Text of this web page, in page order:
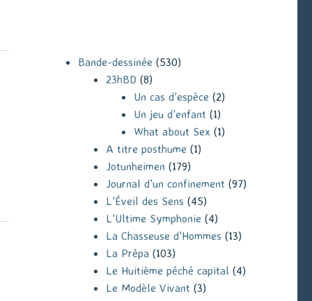
Bande-dessinée (530)
23hBD (8)
Un cas d'espèce (2)
Un jeu d'enfant (1)
What about Sex (1)
A titre posthume (1)
Jotunheimen (179)
Journal d'un confinement (97)
L'Éveil des Sens (45)
L'Ultime Symphonie (4)
La Chasseuse d'Hommes (13)
La Prépa(103)
Le Huitième péché capital (4)
Le Modèle Vivant (3)